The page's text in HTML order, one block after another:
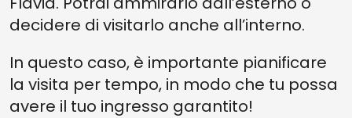
decidere di visitarlo anche all’interno.
In questo caso, è importante pianificare
la visita per tempo, in modo che tu possa
avere il tuo ingresso garantito!